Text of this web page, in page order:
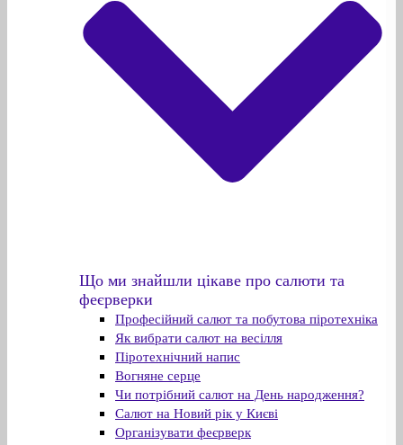
Що ми знайшли цікаве про салюти та
феєрверки
Професійний салют та побутова піротехніка
Як вибрати салют на весілля
Піротехнічний напис
Вогняне серце
Чи потрібний салют на День народження?
Салют на Новий рік у Києві
Організувати феєрверк